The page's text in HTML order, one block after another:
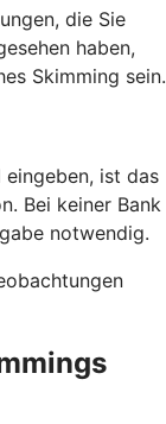
die Sie
haben,
Skimming sein.
eingeben, ist das
Bei keiner Bank
notwendig.